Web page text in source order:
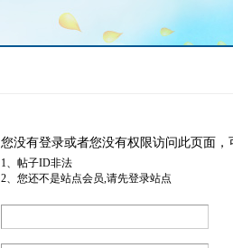
您没有登录或者您没有权限访问此页面
1、帖子ID非法
2、您还不是站点会员,请先登录站点